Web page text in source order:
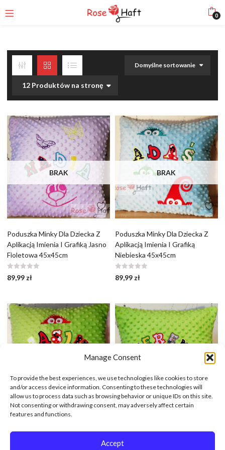
Manage Consent
To provide the best experiences, we use technologies like cookies to store
and/or access device information. Consenting to these technologies will
allow us to process data such as browsing behavior or unique IDs on this site.
Not consenting or withdrawing consent, may adversely affect certain
features and functions.
Accept
0
Domyślne sortowanie
12 Produktów na stronę
BRAK
Poduszka Minky Dla Dziecka Z
Aplikacją Imienia I Grafiką Jasno
Fioletowa 45x45cm
89,99 zł
BRAK
Poduszka Minky Dla Dziecka Z
Aplikacją Imienia I Grafiką
Niebieska 45x45cm
89,99 zł
Aplikacją Imienia I Grafiką
Imienia I Grafiką 45x45cm